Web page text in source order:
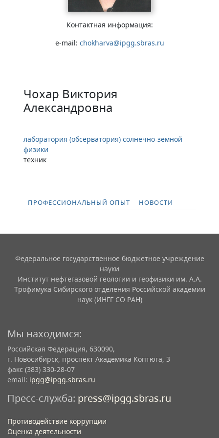
Контактная информация:
e-mail: chokharva@ipgg.sbras.ru
Чохар Виктория
Александровна
лаборатория (обсерватория) солнечно-земной
физики
техник
ПРОФЕССИОНАЛЬНЫЙ ОПЫТ НОВОСТИ
Федеральное государственное бюджетное учреждение
науки
Институт нефтегазовой геологии и геофизики им. А.А.
Трофимука Сибирского отделения Российской академии
наук (ИНГГ СО РАН)
Мы находимся:
Российская Федерация, 630090,
г. Новосибирск, проспект Академика Коптюга, 3
факс (383) 330-28-07
email: ipgg@ipgg.sbras.ru
Пресс-служба: press@ipgg.sbras.ru
Противодействие коррупции
Оценка деятельности